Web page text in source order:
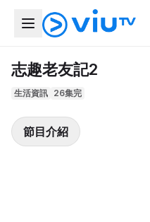
志趣老友記2
生活資訊 26集完
節目介紹